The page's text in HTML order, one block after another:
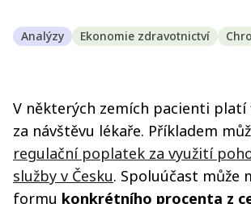
Analýzy Ekonomie zdravotnictví
V některých zemích pacienti
za návštěvu lékaře. Příkladem
regulační poplatek za využití
služby v Česku. Spoluúčast může
formu konkrétního procenta z